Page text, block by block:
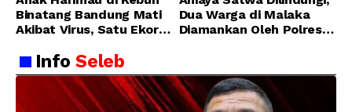
Binatang Bandung Mati
Akibat Virus, Satu Ekor
Membaik
Dua Warga di Malaka
Diamankan Oleh Polres
InfoSeleb